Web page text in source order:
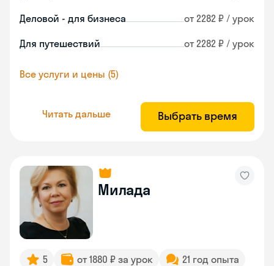
Деловой - для бизнеса от 2282 ₽ / урок
Для путешествий от 2282 ₽ / урок
Все услуги и цены (5)
Читать дальше Выбрать время
Милада
5 от 1880 ₽ за урок 21 год опыта